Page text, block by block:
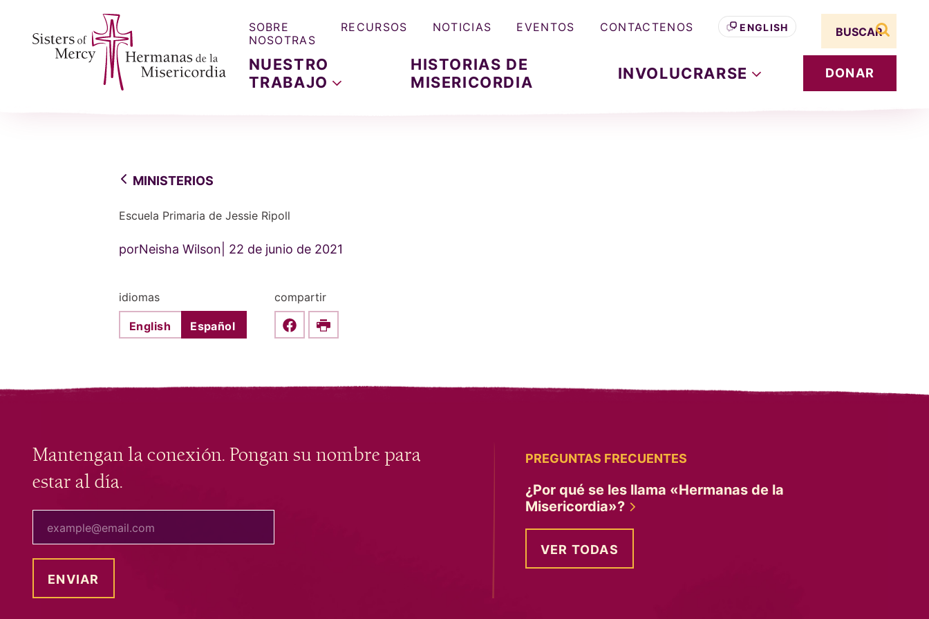
NUESTRO
TRABAJO
HISTORIAS DE
MISERICORDIA
INVOLUCRARSE DONAR
SOBRE
NOSOTRAS
RECURSOS NOTICIAS EVENTOS CONTACTENOS ENGLISH
Search term
buscar
MINISTERIOS
Escuela Primaria de Jessie Ripoll
porNeisha Wilson 22 de junio de 2021
idiomas
English Español
compartir
Share this on Facebook
Print
Mantengan la conexión. Pongan su nombre para
estar al día.
PREGUNTAS FRECUENTES
¿Por qué se les llama «Hermanas de la
Misericordia»?
VER TODAS